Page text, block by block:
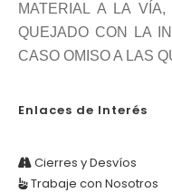
MATERIAL A LA
QUEJADO CON LA
CASO OMISO A LAS
Enlaces de Interés
Cierres y Desvíos
Trabaje con Nosotros